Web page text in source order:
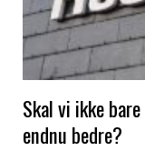
Skal vi ikke
endnu bedre?